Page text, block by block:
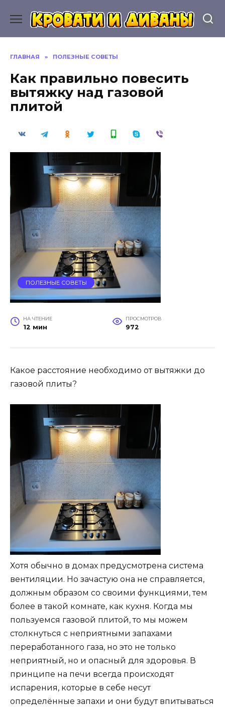
содержанию
ГЛАВНАЯ » ПОЛЕЗНЫЕ СОВЕТЫ
Как правильно повесить
вытяжку над газовой
плитой
ПОЛЕЗНЫЕ СОВЕТЫ
НА ЧТЕНИЕ
12 мин
ПРОСМОТРОВ
972
Какое расстояние необходимо от вытяжки до
газовой плиты?
Хотя обычно в домах предусмотрена система
вентиляции. Но зачастую она не справляется,
должным образом со своими функциями, тем
более в такой комнате, как кухня. Когда мы
пользуемся газовой плитой, то мы можем
столкнуться с неприятными запахами
переработанного газа, но это не только
неприятный, но и опасный для здоровья. В
принципе на печи всегда происходят
испарения, которые в себе несут
определённые запахи и они будут впитываться